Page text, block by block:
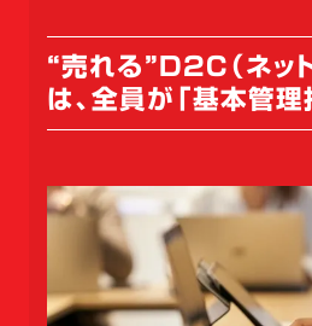
“売れる”D2C（ネッ
は、全員が「基本管